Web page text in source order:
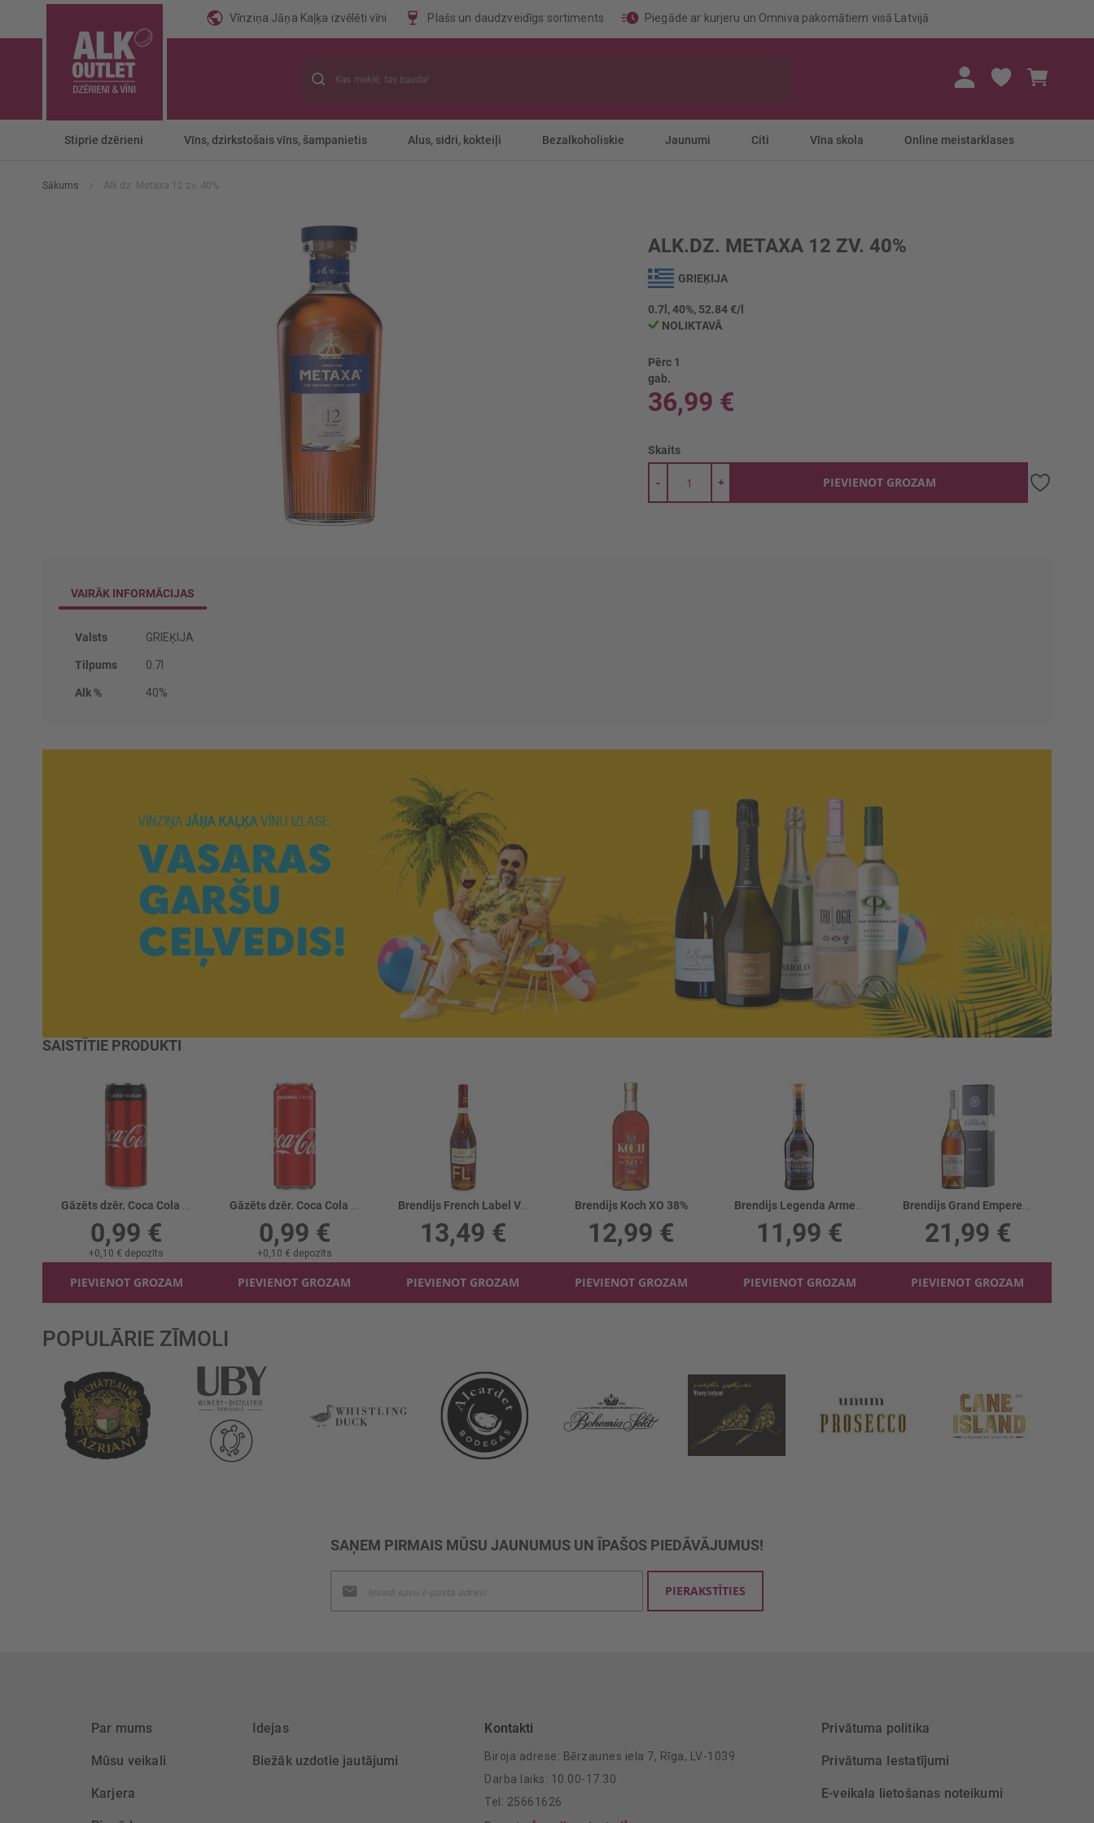
Vīnziņa Jāņa Kaļķa izvēlēti vīni Plašs un daudzveidīgs sortiments Piegāde ar kurjeru un Omniva pakomātiem visā Latvijā
Stiprie dzērieni Vīns, dzirkstošais vīns, šampanietis Alus, sidri, kokteiļi Bezalkoholiskie Jaunumi Citi Vīna skola Online meistarklases
Sākums Alk.dz. Metaxa 12 zv. 40%
ALK.DZ. METAXA 12 ZV. 40%
sākumu
GRIEĶIJA
0.7l, 40%, 52.84 €/l
NOLIKTAVĀ
Pērc 1
gab.
36,99 €
Skaits
+
- PIEVIENOT GROZAM
VAIRĀK INFORMĀCIJAS
Vairāk
Valsts GRIEĶIJA
Tilpums 0.7l
Alk % 40%
SAISTĪTIE PRODUKTI
Gāzēts dzēr. Coca Cola Zero skārd. gāzēts
0,99 €
+0,10 € depozīts
PIEVIENOT GROZAM
Gāzēts dzēr. Coca Cola Skārd. gāzēts
0,99 €
+0,10 € depozīts
PIEVIENOT GROZAM
Brendijs French Label VSOP 36%
13,49 €
PIEVIENOT GROZAM
Brendijs Koch XO 38%
12,99 €
PIEVIENOT GROZAM
Brendijs Legenda Armenii 7YO 40%
11,99 €
PIEVIENOT GROZAM
Brendijs Grand Empereur VSOP 40% kastē
21,99 €
PIEVIENOT GROZAM
POPULĀRIE ZĪMOLI
SAŅEM PIRMAIS MŪSU JAUNUMUS UN ĪPAŠOS PIEDĀVĀJUMUS!
jaunumu
saņemšanai:
PIERAKSTĪTIES
Par mums
Mūsu veikali
Karjera
Idejas
Biežāk uzdotie jautājumi
Kontakti
Biroja adrese: Bērzaunes iela 7, Rīga, LV-1039
Darba laiks: 10.00-17.30
Tel: 25661626
Privātuma politika
Privātuma Iestatījumi
E-veikala lietošanas noteikumi